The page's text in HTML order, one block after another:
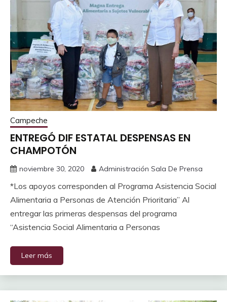
Campeche
ENTREGÓ DIF ESTATAL DESPENSAS EN
CHAMPOTÓN
noviembre 30, 2020 Administración Sala De Prensa
*Los apoyos corresponden al Programa Asistencia Social
Alimentaria a Personas de Atención Prioritaria” Al
entregar las primeras despensas del programa
“Asistencia Social Alimentaria a Personas
Leer más